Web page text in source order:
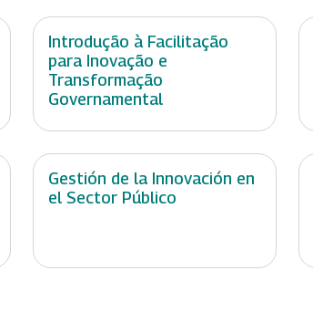
Introdução à Facilitação
para Inovação e
Transformação
Governamental
Gestión de la Innovación en
el Sector Público